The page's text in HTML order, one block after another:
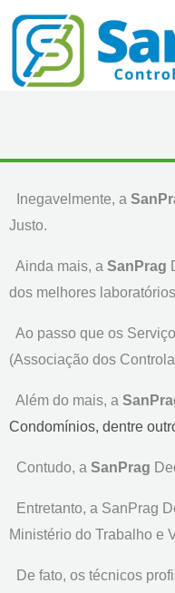
para
conteúdo
Inegavelmente, a
Justo.
Ainda mais, a SanPrag
dos melhores
Ao passo que os
(Associação dos
Além do mais, a
Condomínios, dentre
Contudo, a SanPrag
Entretanto, a SanPrag
Ministério do Trabalho e
De fato, os técnicos